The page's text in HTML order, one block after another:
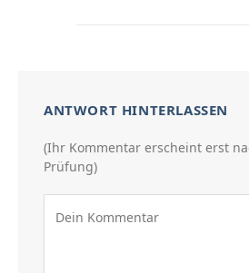
ANTWORT HINTERLASSEN
(Ihr Kommentar erscheint erst
Prüfung)